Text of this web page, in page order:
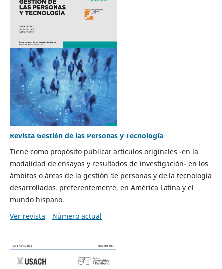
Revista Gestión de las Personas y Tecnología
Tiene como propósito publicar artículos originales -en la
modalidad de ensayos y resultados de investigación- en los
ámbitos o áreas de la gestión de personas y de la tecnología
desarrollados, preferentemente, en América Latina y el
mundo hispano.
Ver revista
Número actual